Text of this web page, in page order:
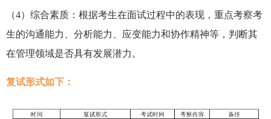
（4）综合素质：根据考生在面试过程中的表现，重点考察考
生的沟通能力、分析能力、应变能力和协作精神等，判断其
在管理领域是否具有发展潜力。
复试形式如下：